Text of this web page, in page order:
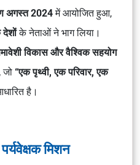
अगस्त 2024में आयोजित हुआ,
के नेताओं ने भाग लिया।
विकास और वैश्विक सहयोग
जो “एक पृथ्वी, एक परिवार, एक
है।
मिशन